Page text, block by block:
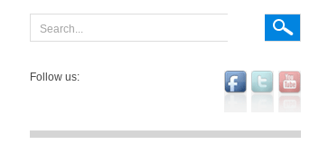
Follow us: